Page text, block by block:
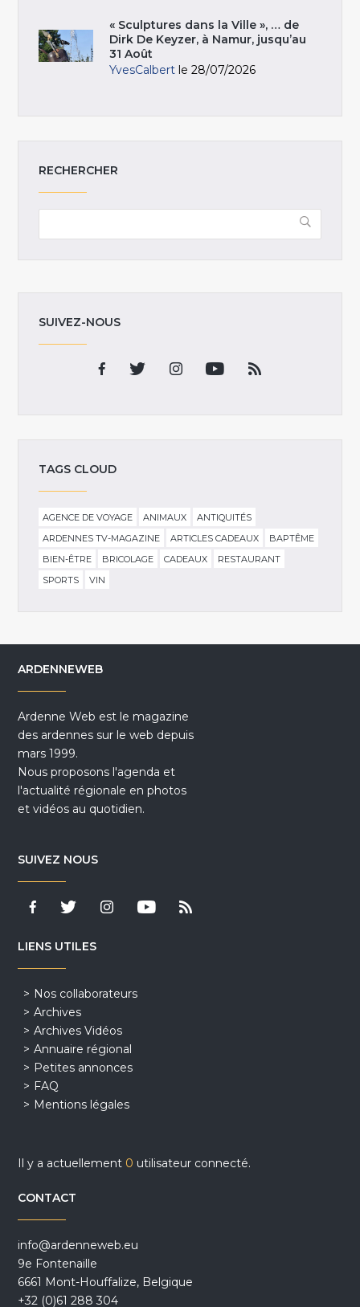
« Sculptures dans la Ville », … de
Dirk De Keyzer, à Namur, jusqu’au
31 Août
YvesCalbert le 28/07/2026
RECHERCHER
SUIVEZ-NOUS
TAGS CLOUD
AGENCE DE VOYAGE ANIMAUX
ANTIQUITÉS
ARDENNES TV-MAGAZINE
ARTICLES CADEAUX
BAPTÊME
BIEN-ÊTRE
BRICOLAGE CADEAUX
RESTAURANT
SPORTS
VIN
ARDENNEWEB
Ardenne Web est le magazine
des ardennes sur le web depuis
mars 1999.
Nous proposons l'agenda et
l'actualité régionale en photos
et vidéos au quotidien.
SUIVEZ NOUS
LIENS UTILES
Nos collaborateurs
Archives
Archives Vidéos
Annuaire régional
Petites annonces
FAQ
Mentions légales
Il y a actuellement 0 utilisateur connecté.
CONTACT
info@ardenneweb.eu
9e Fontenaille
6661 Mont-Houffalize, Belgique
+32 (0)61 288 304